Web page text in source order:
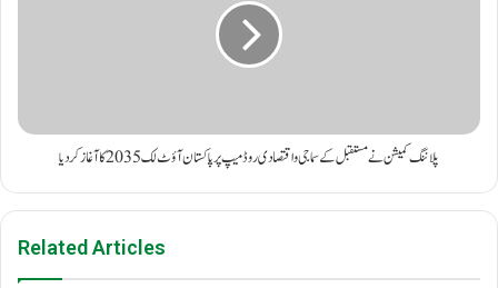
پلاننگ کمیشن نے مستقبل کے سماجی و اقتصادی روڈ میپ پر پاکستان آؤٹ لک 2035 کا آغاز کر دیا
Related Articles